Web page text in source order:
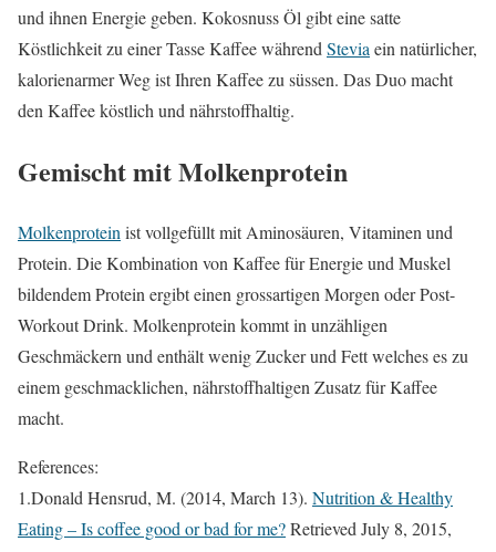
und ihnen Energie geben. Kokosnuss Öl gibt eine satte
Köstlichkeit zu einer Tasse Kaffee währendSteviaein natürlicher,
kalorienarmer Weg ist Ihren Kaffee zu süssen. Das Duo macht
den Kaffee köstlich und nährstoffhaltig.
Gemischt mit Molkenprotein
Molkenprotein ist vollgefüllt mit Aminosäuren, Vitaminen und
Protein. Die Kombination von Kaffee für Energie und Muskel
bildendem Protein ergibt einen grossartigen Morgen oder Post-
Workout Drink. Molkenprotein kommt in unzähligen
Geschmäckern und enthält wenig Zucker und Fett welches es zu
einem geschmacklichen, nährstoffhaltigen Zusatz für Kaffee
macht.
References:
1.Donald Hensrud, M. (2014, March 13). Nutrition & Healthy
Eating – Is coffee good or bad for me?Retrieved July 8, 2015,